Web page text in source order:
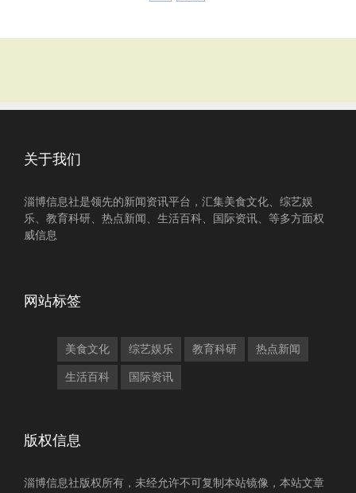
关于我们
淄博信息社是领先的新闻资讯平台，汇集美食文化、综艺娱
乐、教育科研、热点新闻、生活百科、国际资讯、等多方面权
威信息
网站标签
美食文化 综艺娱乐 教育科研 热点新闻
生活百科 国际资讯
版权信息
淄博信息社版权所有，未经允许不可复制本站镜像，本站文章